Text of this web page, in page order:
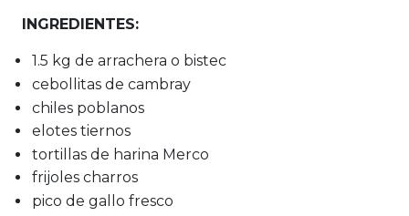
INGREDIENTES:
1.5 kg de arrachera o bistec
cebollitas de cambray
chiles poblanos
elotes tiernos
tortillas de harina Merco
frijoles charros
pico de gallo fresco